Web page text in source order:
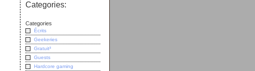
Categories:
Categories
Écrits
Geekeries
Gratuit³
Guests
Hardcore gaming